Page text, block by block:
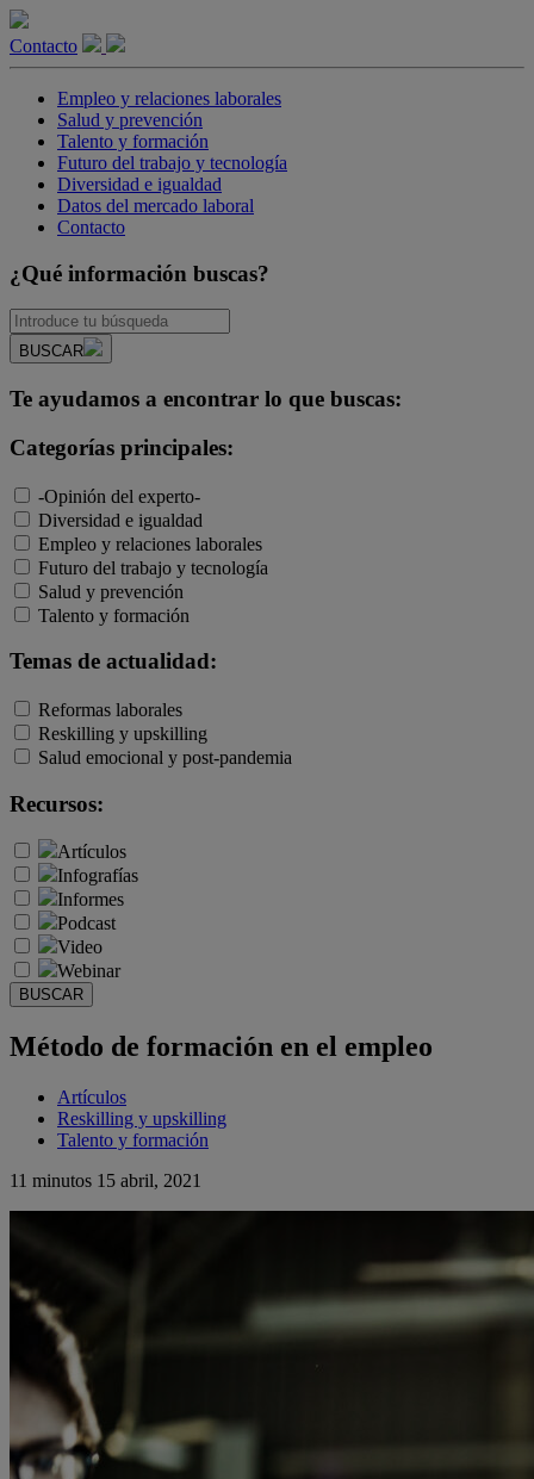
Contacto
Empleo y relaciones laborales
Salud y prevención
Talento y formación
Futuro del trabajo y tecnología
Diversidad e igualdad
Datos del mercado laboral
Contacto
¿Qué información buscas?
BUSCAR
Te ayudamos a encontrar lo que buscas:
Categorías principales:
-Opinión del experto-
Diversidad e igualdad
Empleo y relaciones laborales
Futuro del trabajo y tecnología
Salud y prevención
Talento y formación
Temas de actualidad:
Reformas laborales
Reskilling y upskilling
Salud emocional y post-pandemia
Recursos:
Artículos
Infografías
Informes
Podcast
Video
Webinar
BUSCAR
Método de formación en el empleo
Artículos
Reskilling y upskilling
Talento y formación
11 minutos 15 abril, 2021